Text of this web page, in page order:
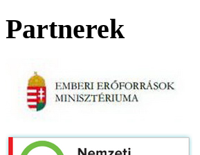
Partnerek